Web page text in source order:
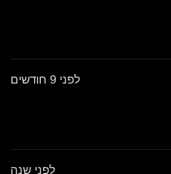
לפני 9 חודשים
לפני שנה